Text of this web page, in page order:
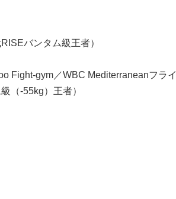
バンタム級王者）
Fight-gym／WBC Mediterraneanフライ
（-55kg）王者）